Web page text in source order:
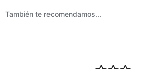
También te recomendamos...